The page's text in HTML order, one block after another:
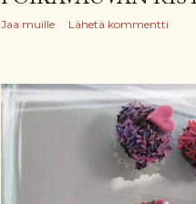
Jaa muille Lähetä kommentti